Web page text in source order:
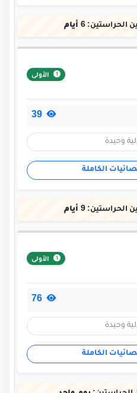
الحراستين:6 أيام
الأولى
وحيدة
الكاملة
الحراستين:9 أيام
الأولى
وحيدة
الكاملة